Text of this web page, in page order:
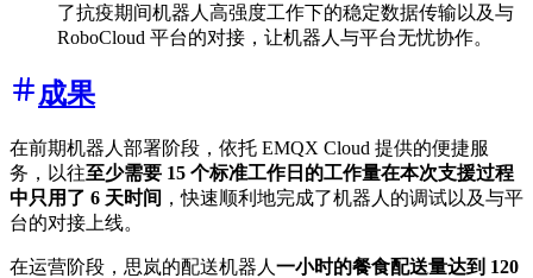
了抗疫期间机器人高强度工作下的稳定数据传输以及与
RoboCloud 平台的对接，让机器人与平台无忧协作。
成果
在前期机器人部署阶段，依托 EMQX Cloud 提供的便捷服
务，以往至少需要 15 个标准工作日的工作量在本次支援过程
中只用了 6 天时间 ，快速顺利地完成了机器人的调试以及与平
台的对接上线。
在运营阶段，思岚的配送机器人 一小时的餐食配送量达到 120